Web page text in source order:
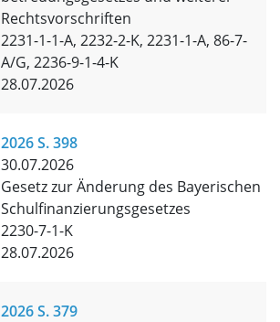
Rechtsvorschriften
2231-1-1-A, 2232-2-K, 2231-1-A, 86-7-
A/G, 2236-9-1-4-K
28.07.2026
2026 S. 398
30.07.2026
Gesetz zur Änderung des Bayerischen
Schulfinanzierungsgesetzes
2230-7-1-K
28.07.2026
2026 S. 379